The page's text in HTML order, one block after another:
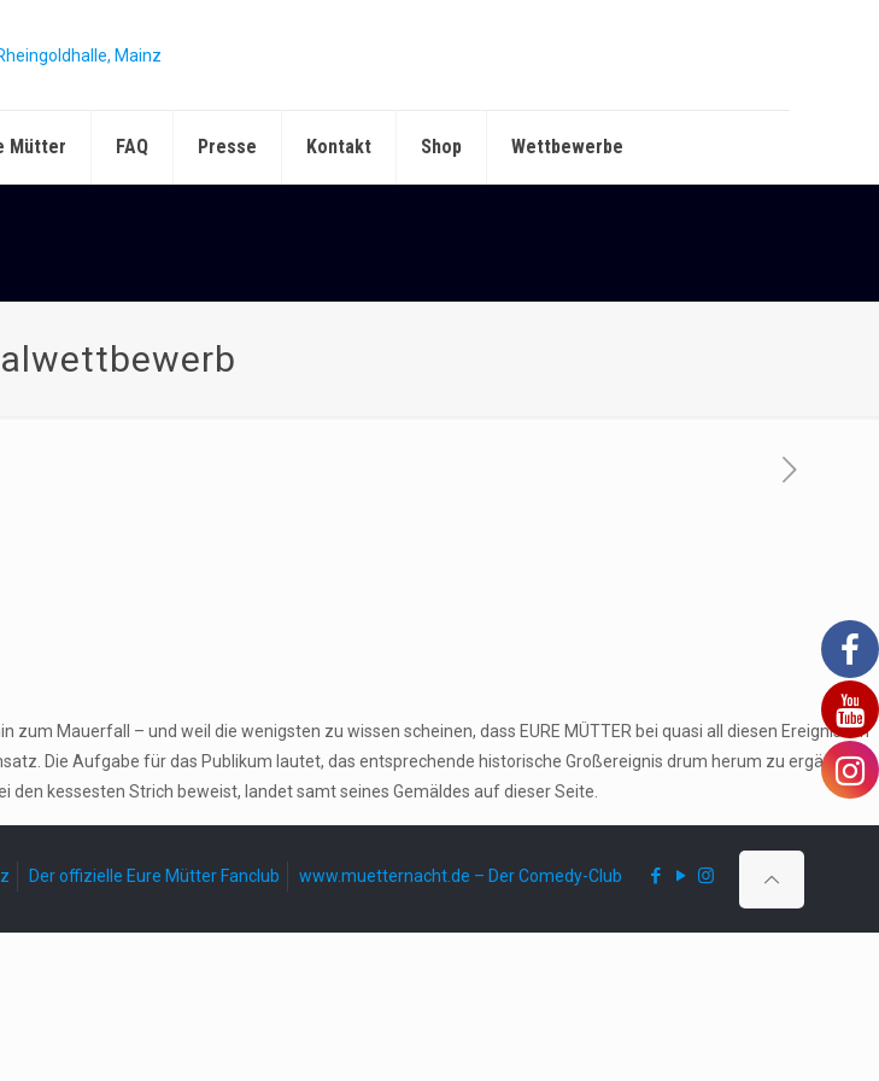
Mütter FAQ Presse Kontakt Shop Wettbewerbe
Mauerfall – und weil die wenigsten zu wissen scheinen, dass EURE MÜTTER bei quasi all diesen Ereignissen
Die Aufgabe für das Publikum lautet, das entsprechende historische Großereignis drum herum zu ergänzen
den kessesten Strich beweist, landet samt seines Gemäldes auf dieser Seite.
Der offizielle Eure Mütter Fanclub www.muetternacht.de – Der Comedy-Club